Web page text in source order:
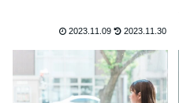
2023.11.09 2023.11.30